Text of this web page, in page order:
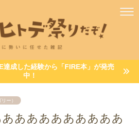
達成した経験から「FIRE本」が発売
中！
ー）
あああああああああ